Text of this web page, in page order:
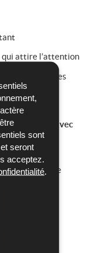
sont
seront
acceptez.
qui attire l’attention
et expériences
job ou stage avec
sur cette page